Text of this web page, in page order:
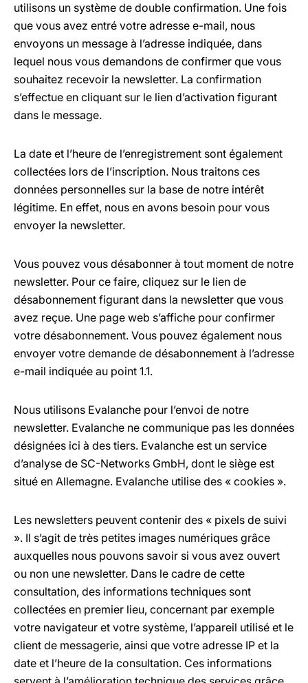
utilisons un système de double confirmation. Une fois
que vous avez entré votre adresse e-mail, nous
envoyons un message à l’adresse indiquée, dans
lequel nous vous demandons de confirmer que vous
souhaitez recevoir la newsletter. La confirmation
s’effectue en cliquant sur le lien d’activation figurant
dans le message.
La date et l’heure de l’enregistrement sont également
collectées lors de l’inscription. Nous traitons ces
données personnelles sur la base de notre intérêt
légitime. En effet, nous en avons besoin pour vous
envoyer la newsletter.
Vous pouvez vous désabonner à tout moment de notre
newsletter. Pour ce faire, cliquez sur le lien de
désabonnement figurant dans la newsletter que vous
avez reçue. Une page web s’affiche pour confirmer
votre désabonnement. Vous pouvez également nous
envoyer votre demande de désabonnement à l’adresse
e-mail indiquée au point 1.1.
Nous utilisons Evalanche pour l’envoi de notre
newsletter. Evalanche ne communique pas les données
désignées ici à des tiers. Evalanche est un service
d’analyse de SC-Networks GmbH, dont le siège est
situé en Allemagne. Evalanche utilise des « cookies ».
Les newsletters peuvent contenir des « pixels de suivi
». Il s’agit de très petites images numériques grâce
auxquelles nous pouvons savoir si vous avez ouvert
ou non une newsletter. Dans le cadre de cette
consultation, des informations techniques sont
collectées en premier lieu, concernant par exemple
votre navigateur et votre système, l’appareil utilisé et le
client de messagerie, ainsi que votre adresse IP et la
date et l’heure de la consultation. Ces informations